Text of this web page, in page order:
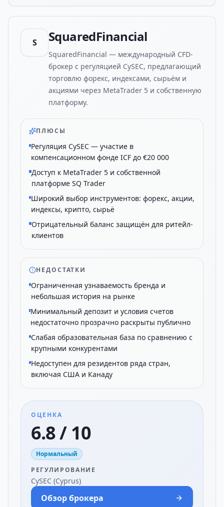
S SquaredFinancial
SquaredFinancial — международный CFD-
брокер с регуляцией CySEC, предлагающий
торговлю форекс, индексами, сырьём и
акциями через MetaTrader 5 и собственную
платформу.
ПЛЮСЫ
Регуляция CySEC — участие в
компенсационном фонде ICF до €20 000
Доступ к MetaTrader 5 и собственной
платформе SQ Trader
Широкий выбор инструментов: форекс, акции,
индексы, крипто, сырьё
Отрицательный баланс защищён для ритейл-
клиентов
НЕДОСТАТКИ
Ограниченная узнаваемость бренда и
небольшая история на рынке
Минимальный депозит и условия счетов
недостаточно прозрачно раскрыты публично
Слабая образовательная база по сравнению с
крупными конкурентами
Недоступен для резидентов ряда стран,
включая США и Канаду
ОЦЕНКА
6.8 / 10
Нормальный
РЕГУЛИРОВАНИЕ
CySEC (Cyprus)
Обзор брокера